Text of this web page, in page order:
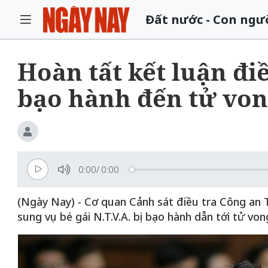
Đất nước - Con
Hoàn tất kết luận
bạo hành đến tử
0:00/ 0:00
(Ngày Nay) - Cơ quan Cảnh sát điều tra Công
sung vụ bé gái N.T.V.A. bị bạo hành dẫn tới tử